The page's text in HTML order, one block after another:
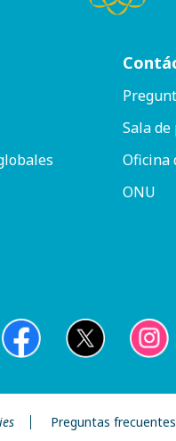
Sala
Oficina
ONU
Preguntas frecuentes